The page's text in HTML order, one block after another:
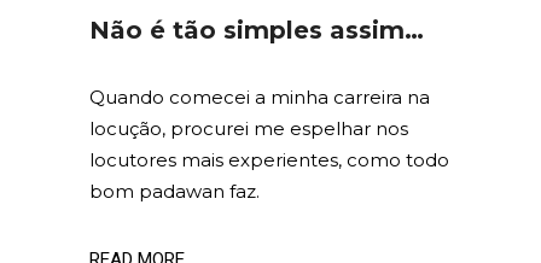
Não é tão simples assim…
Quando comecei a minha carreira na
locução, procurei me espelhar nos
locutores mais experientes, como todo
bom padawan faz.